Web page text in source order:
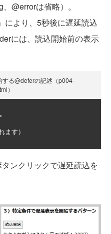
@errorは省略）。
により、5秒後に遅延読込
には、読込開始前の表示
する@deferの記述（p004-
）
ます）
ンクリックで遅延読込を